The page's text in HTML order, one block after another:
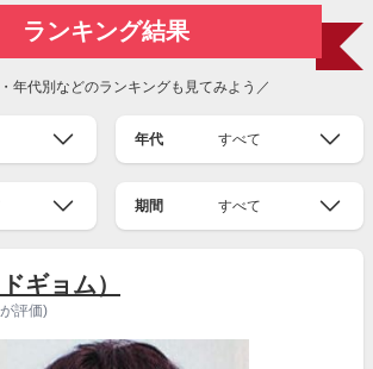
ランキング結果
年代別などのランキングも見てみよう／
年代 すべて
期間 すべて
ギョム）
評価)